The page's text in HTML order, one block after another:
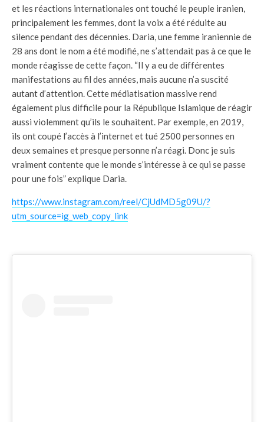
et les réactions internationales ont touché le peuple iranien,
principalement les femmes, dont la voix a été réduite au
silence pendant des décennies. Daria, une femme iraniennie de
28 ans dont le nom a été modifié, ne s’attendait pas à ce que le
monde réagisse de cette façon. “Il y a eu de différentes
manifestations au fil des années, mais aucune n’a suscité
autant d’attention. Cette médiatisation massive rend
également plus difficile pour la République Islamique de réagir
aussi violemment qu’ils le souhaitent. Par exemple, en 2019,
ils ont coupé l’accès à l’internet et tué 2500 personnes en
deux semaines et presque personne n’a réagi. Donc je suis
vraiment contente que le monde s’intéresse à ce qui se passe
pour une fois” explique Daria.
https://www.instagram.com/reel/CjUdMD5g09U/?
utm_source=ig_web_copy_link